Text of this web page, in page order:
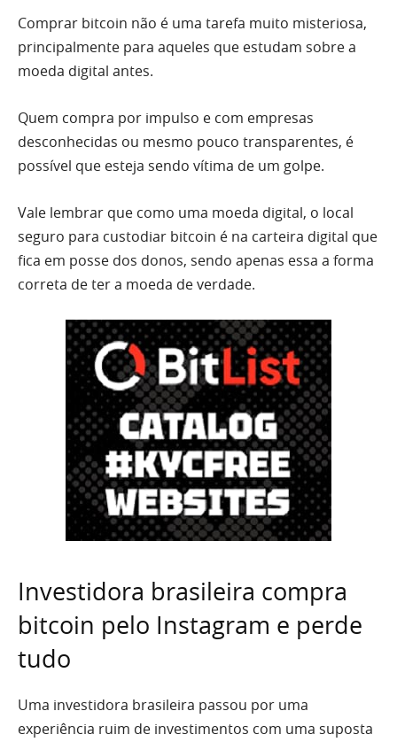
Comprar bitcoin não é uma tarefa muito misteriosa,
principalmente para aqueles que estudam sobre a
moeda digital antes.
Quem compra por impulso e com empresas
desconhecidas ou mesmo pouco transparentes, é
possível que esteja sendo vítima de um golpe.
Vale lembrar que como uma moeda digital, o local
seguro para custodiar bitcoin é na carteira digital que
fica em posse dos donos, sendo apenas essa a forma
correta de ter a moeda de verdade.
Investidora brasileira compra
bitcoin pelo Instagram e perde
tudo
Uma investidora brasileira passou por uma
experiência ruim de investimentos com uma suposta